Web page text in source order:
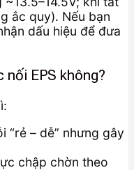
ắc quy). Nếu bạn
dấu hiệu để đưa
nối EPS không?
“rẻ – dễ” nhưng gây
chập chờn theo